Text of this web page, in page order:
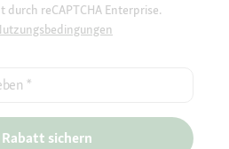
reCAPTCHA Enterprise.
*
sichern